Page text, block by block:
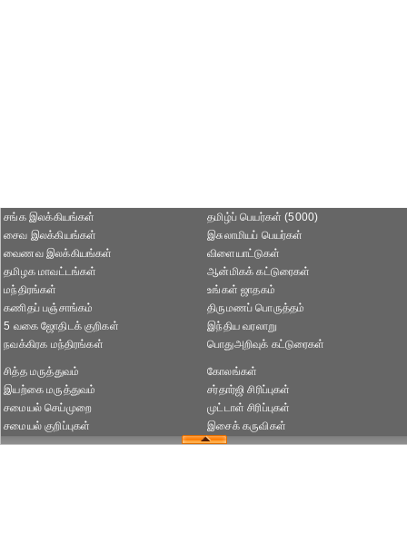
சங்க இலக்கியங்கள்
சைவ இலக்கியங்கள்
வைணவ இலக்கியங்கள்
தமிழக மாவட்டங்கள்
தமிழ்ப் பெயர்கள் (5000)
இசுலாமியப் பெயர்கள்
விளையாட்டுகள்
ஆன்மிகக் கட்டுரைகள்
மந்திரங்கள்
கணிதப் பஞ்சாங்கம்
5 வகை ஜோதிடக் குறிகள்
நவக்கிரக மந்திரங்கள்
உங்கள் ஜாதகம்
திருமணப் பொருத்தம்
இந்திய வரலாறு
பொதுஅறிவுக் கட்டுரைகள்
சித்த மருத்துவம்
இயற்கை மருத்துவம்
சமையல் செய்முறை
சமையல் குறிப்புகள்
கோலங்கள்
சர்தார்ஜி சிரிப்புகள்
முட்டாள் சிரிப்புகள்
இசைக் கருவிகள்